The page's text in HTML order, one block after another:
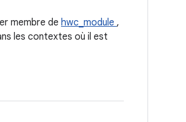
membre de hwc_module ,
les contextes où il est